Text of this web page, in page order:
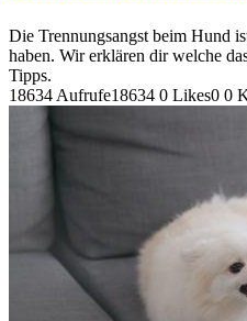
Die Trennungsangst beim Hund
haben. Wir erklären dir welche
Tipps.
18634 Aufrufe18634 0 Likes0 0